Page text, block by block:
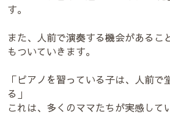
す。
また、人前で演奏する機会があるこ
もついていきます。
「ピアノを習っている子は、人前で
る」
これは、多くのママたちが実感して